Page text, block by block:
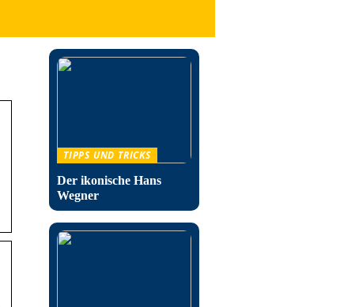
TIPPS UND TRICKS
Der ikonische Hans
Wegner